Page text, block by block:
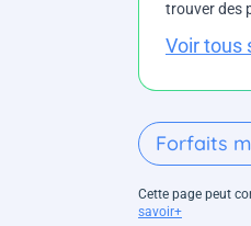
trouver des
Voir tous
Forfaits
Cette page peut
savoir+